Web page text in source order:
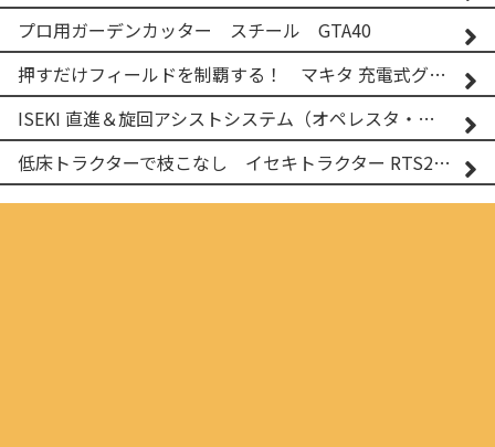
プロ用ガーデンカッター スチール GTA40
押すだけフィールドを制覇する！ マキタ 充電式グランドトリマー MUG001G
ISEKI 直進＆旋回アシストシステム（オペレスタ・ターン）搭載 イセキ 乗用田植機 PRJ8D-ZJL
低床トラクターで枝こなし イセキトラクター RTS205NS & フレールモア FNC1202F